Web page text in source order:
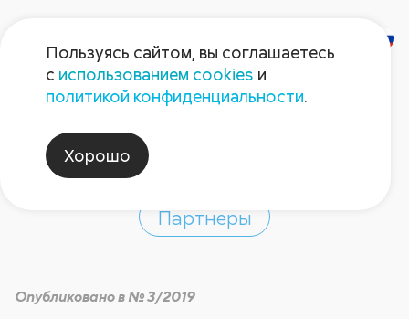
Приходите в
«Teknium»!
Партнеры
Опубликовано в № 3/2019
Пользуясь сайтом, вы соглашаетесь
с использованием cookies и
политикой конфиденциальности.
Хорошо